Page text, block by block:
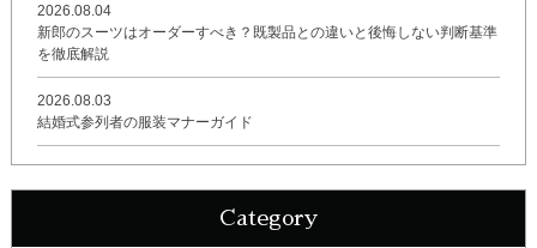
2026.08.04
新郎のスーツはオーダーすべき？既製品との違いと後悔しない判断基準
を徹底解説
2026.08.03
結婚式参列者の服装マナーガイド
Category